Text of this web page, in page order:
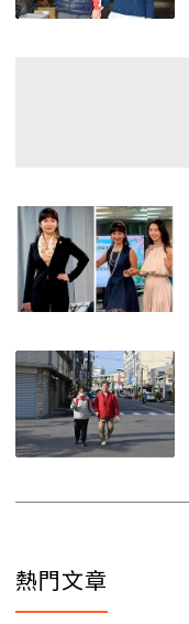
熱門文章